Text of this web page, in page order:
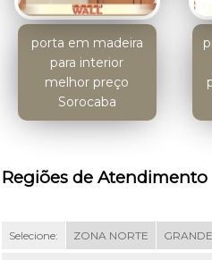
porta em madeira
para interior
melhor preço
Sorocaba
Regiões de Atendimento
Selecione: ZONA NORTE